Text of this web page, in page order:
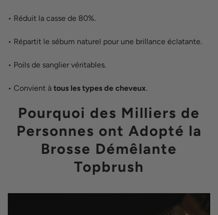
• Réduit la casse de 80%.
• Répartit le sébum naturel pour une brillance éclatante.
• Poils de sanglier véritables.
• Convient à tous les types de cheveux.
Pourquoi des Milliers de
Personnes ont Adopté la
Brosse Démêlante
Topbrush